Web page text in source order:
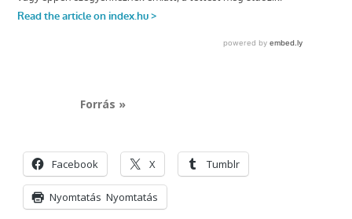
Forrás »
Facebook X Tumblr
Nyomtatás Nyomtatás